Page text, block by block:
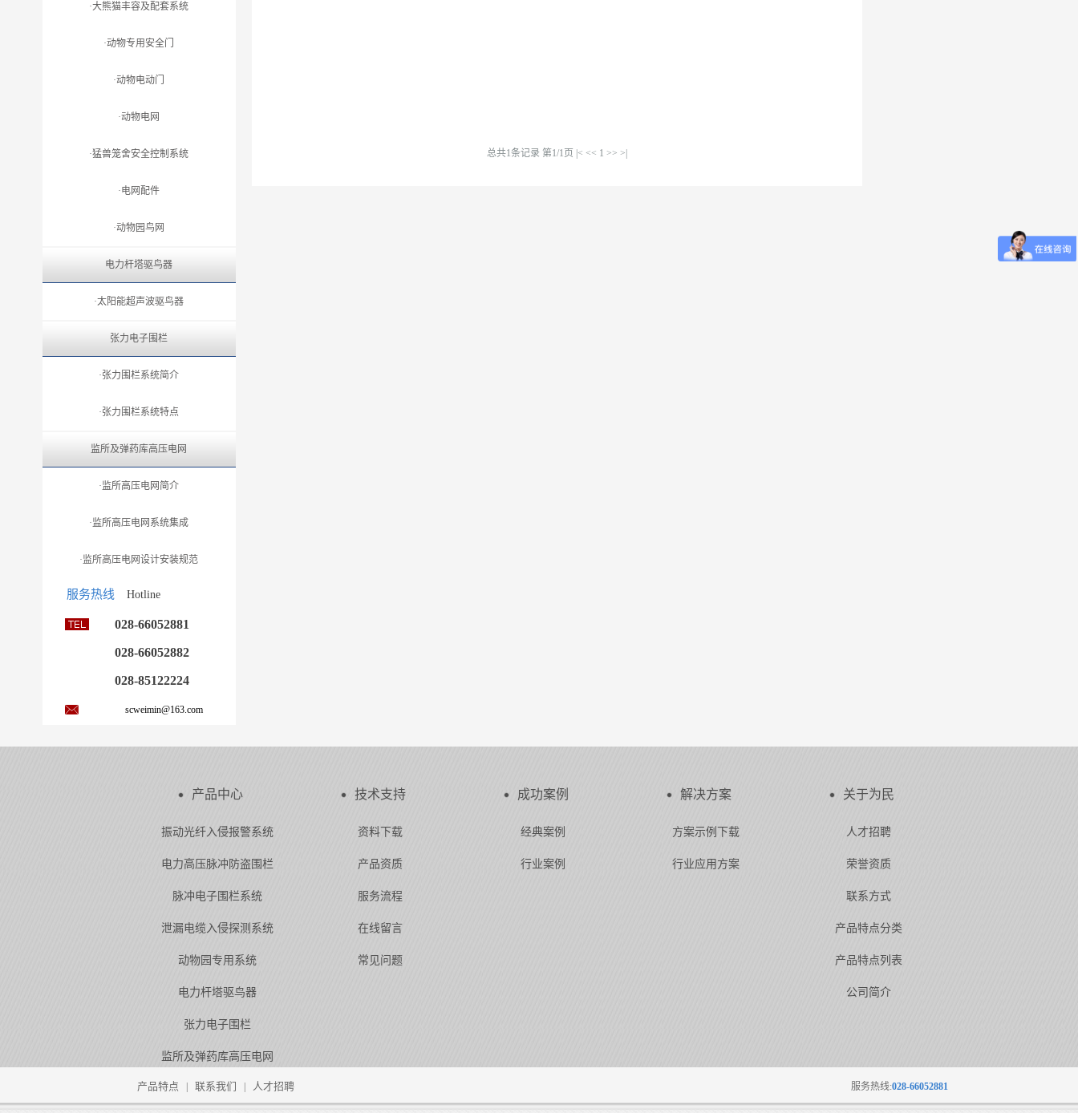
·大熊猫丰容及配套系统
·动物专用安全门
·动物电动门
·动物电网
·猛兽笼舍安全控制系统
·电网配件
·动物园鸟网
电力杆塔驱鸟器
·太阳能超声波驱鸟器
张力电子围栏
·张力围栏系统简介
·张力围栏系统特点
监所及弹药库高压电网
·监所高压电网简介
·监所高压电网系统集成
·监所高压电网设计安装规范
服务热线 Hotline
028-66052881
028-66052882
028-85122224
scweimin@163.com
总共1条记录 第1/1页 |< << 1 >> >|
产品中心
振动光纤入侵报警系统
电力高压脉冲防盗围栏
脉冲电子围栏系统
泄漏电缆入侵探测系统
动物园专用系统
电力杆塔驱鸟器
张力电子围栏
监所及弹药库高压电网
技术支持
资料下载
产品资质
服务流程
在线留言
常见问题
成功案例
经典案例
行业案例
解决方案
方案示例下载
行业应用方案
关于为民
人才招聘
荣誉资质
联系方式
产品特点分类
产品特点列表
公司简介
产品特点 联系我们 人才招聘 028-66052881
服务热线: